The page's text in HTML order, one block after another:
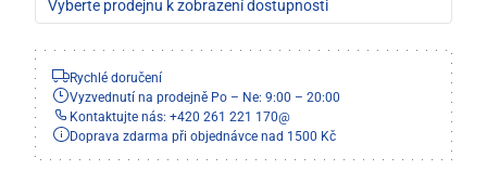
Vyberte prodejnu k zobrazení dostupnosti
Rychlé doručení
Vyzvednutí na prodejně Po – Ne: 9:00 – 20:00
Kontaktujte nás: +420 261 221 170@
Doprava zdarma při objednávce nad 1500 Kč